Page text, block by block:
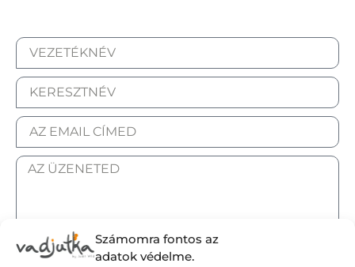
Számomra fontos az
adatok védelme.
ELFOGADOM AZ ADATKEZELÉSI TÁJÉKOZTATÓT.